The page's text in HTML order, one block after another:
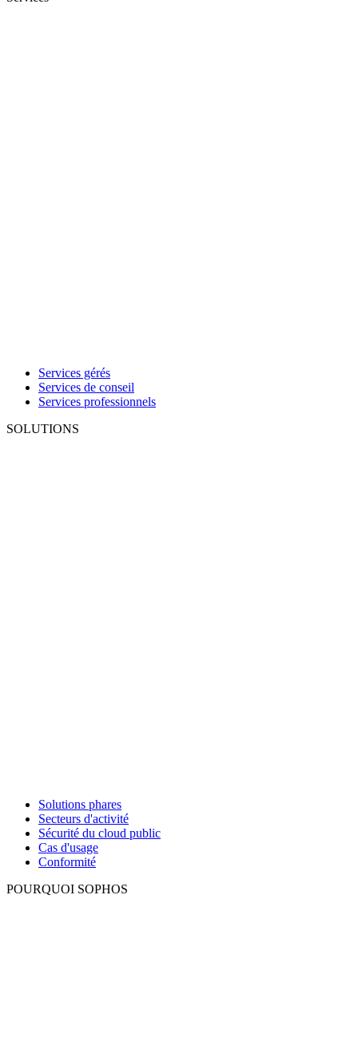
Services gérés
Services de conseil
Services professionnels
SOLUTIONS
Solutions phares
Secteurs d'activité
Sécurité du cloud public
Cas d'usage
Conformité
POURQUOI SOPHOS